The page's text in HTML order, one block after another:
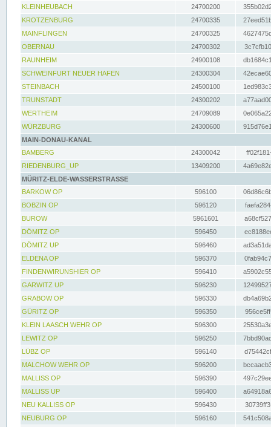
KLEINHEUBACH 24700200
KROTZENBURG
24700335
MAINFLINGEN
24700325
OBERNAU
24700302
RAUNHEIM
24900108
SCHWEINFURT NEUER HAFEN
24300304
STEINBACH
24500100
TRUNSTADT
24300202
WERTHEIM
24709089
WÜRZBURG
24300600
MAIN-DONAU-KANAL
BAMBERG
24300042
RIEDENBURG_UP
13409200
MÜRITZ-ELDE-WASSERSTRASSE
BARKOW OP
596100
BOBZIN OP
596120
BUROW
5961601
DÖMITZ OP
596450
DÖMITZ UP
596460
ELDENA OP
596370
FINDENWIRUNSHIER OP
596410
GARWITZ UP
596230
GRABOW OP
596330
GÜRITZ OP
596350
KLEIN LAASCH WEHR OP
596300
LEWITZ OP
596250
LÜBZ OP
596140
MALCHOW WEHR OP
596200
MALLISS OP
596390
MALLISS UP
596400
NEU KALLISS OP
596430
NEUBURG OP
596160